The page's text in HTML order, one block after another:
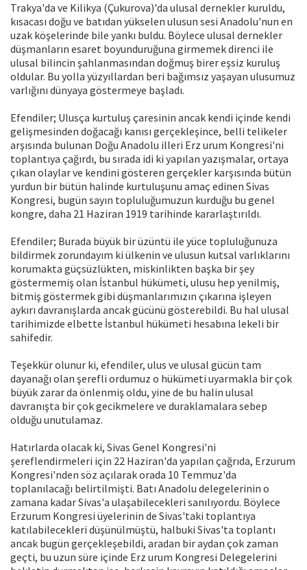
Trakya'da ve Kilikya (Çukurova)'da ulusal dernekler kuruldu,
kısacası doğu ve batıdan yükselen ulusun sesi Anadolu'nun en
uzak köşelerinde bile yankı buldu. Böylece ulusal dernekler
düşmanların esaret boyunduruğuna girmemek direnci ile
ulusal bilincin şahlanmasından doğmuş birer eşsiz kuruluş
oldular. Bu yolla yüzyıllardan beri bağımsız yaşayan ulusumuz
varlığını dünyaya göstermeye başladı.
Efendiler; Ulusça kurtuluş çaresinin ancak kendi içinde kendi
gelişmesinden doğacağı kanısı gerçekleşince, belli telikeler
arşısında bulunan Doğu Anadolu illeri Erz urum Kongresi'ni
toplantıya çağırdı, bu sırada idi ki yapılan yazışmalar, ortaya
çıkan olaylar ve kendini gösteren gerçekler karşısında bütün
yurdun bir bütün halinde kurtuluşunu amaç edinen Sivas
Kongresi, bugün sayın topluluğumuzun kurduğu bu genel
kongre, daha 21 Haziran 1919 tarihinde kararlaştırıldı.
Efendiler; Burada büyük bir üzüntü ile yüce topluluğunuza
bildirmek zorundayım ki ülkenin ve ulusun kutsal varlıklarını
korumakta güçsüzlükten, miskinlikten başka bir şey
göstermemiş olan İstanbul hükümeti, ulusu hep yenilmiş,
bitmiş göstermek gibi düşmanlarımızın çıkarına işleyen
aykırı davranışlarda ancak gücünü gösterebildi. Bu hal ulusal
tarihimizde elbette İstanbul hükümeti hesabına lekeli bir
sahifedir.
Teşekkür olunur ki, efendiler, ulus ve ulusal gücün tam
dayanağı olan şerefli ordumuz o hükümeti uyarmakla bir çok
büyük zarar da önlenmiş oldu, yine de bu halin ulusal
davranışta bir çok gecikmelere ve duraklamalara sebep
olduğu unutulamaz.
Hatırlarda olacak ki, Sivas Genel Kongresi'ni
şereflendirmeleri için 22 Haziran'da yapılan çağrıda, Erzurum
Kongresi'nden söz açılarak orada 10 Temmuz'da
toplanılacağı belirtilmişti. Batı Anadolu delegelerinin o
zamana kadar Sivas'a ulaşabilecekleri sanılıyordu. Böylece
Erzurum Kongresi üyelerinin de Sivas'taki toplantıya
katılabilecekleri düşünülmüştü, halbuki Sivas'ta toplantı
ancak bugün gerçekleşebildi, aradan bir aydan çok zaman
geçti, bu uzun süre içinde Erz urum Kongresi Delegelerini